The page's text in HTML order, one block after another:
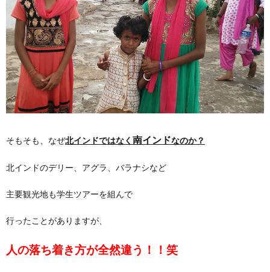
そもそも、なぜ北インドではなく 南インドなのか？
北インドのデリー、アグラ、バラナシなど
主要観光地も学生ツアーを組んで
行ったことがありますが、
人の落ち着き方が全然違う！！笑